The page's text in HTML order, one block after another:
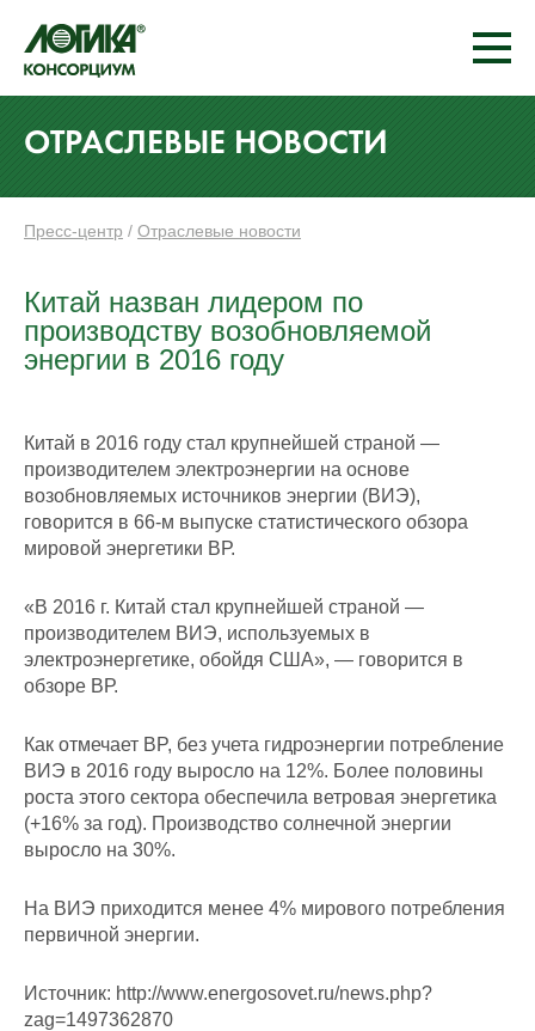
ОТРАСЛЕВЫЕ НОВОСТИ
Пресс-центр / Отраслевые новости
Китай назван лидером по
производству возобновляемой
энергии в 2016 году
Китай в 2016 году стал крупнейшей страной —
производителем электроэнергии на основе
возобновляемых источников энергии (ВИЭ),
говорится в 66-м выпуске статистического обзора
мировой энергетики ВР.
«В 2016 г. Китай стал крупнейшей страной —
производителем ВИЭ, используемых в
электроэнергетике, обойдя США», — говорится в
обзоре ВР.
Как отмечает BP, без учета гидроэнергии потребление
ВИЭ в 2016 году выросло на 12%. Более половины
роста этого сектора обеспечила ветровая энергетика
(+16% за год). Производство солнечной энергии
выросло на 30%.
На ВИЭ приходится менее 4% мирового потребления
первичной энергии.
Источник: http://www.energosovet.ru/news.php?
zag=1497362870